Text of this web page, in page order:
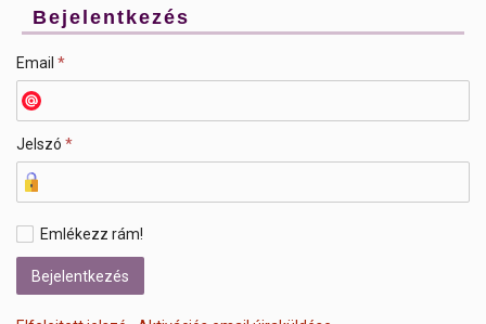
Bejelentkezés
Email *
Jelszó *
Emlékezz rám!